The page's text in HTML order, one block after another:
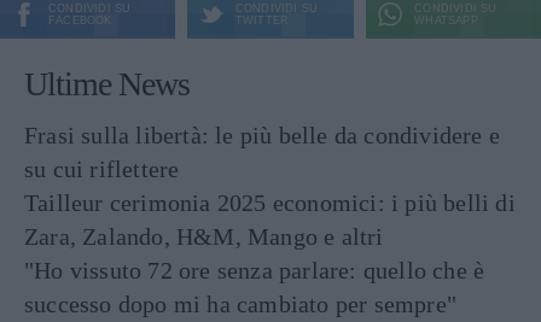
CONDIVIDI SU
FACEBOOK
CONDIVIDI SU
TWITTER
CONDIVIDI SU
WHATSAPP
Ultime News
Frasi sulla libertà: le più belle da condividere e
su cui riflettere
Tailleur cerimonia 2025 economici: i più belli di
Zara, Zalando, H&M, Mango e altri
"Ho vissuto 72 ore senza parlare: quello che è
successo dopo mi ha cambiato per sempre"